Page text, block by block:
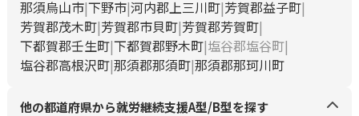
那須烏山市 下野市 河内郡上三川町 芳賀郡益子町
芳賀郡茂木町 芳賀郡市貝町 芳賀郡芳賀町
下都賀郡壬生町 下都賀郡野木町 塩谷郡塩谷町
塩谷郡高根沢町 那須郡那須町 那須郡那珂川町
他の都道府県から就労継続支援A型/B型を探す